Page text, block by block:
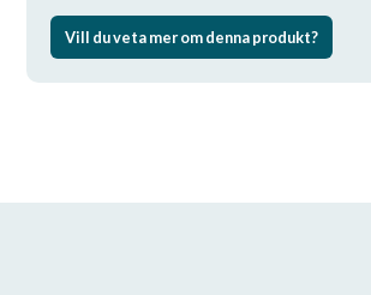
Vill du veta mer om denna produkt?